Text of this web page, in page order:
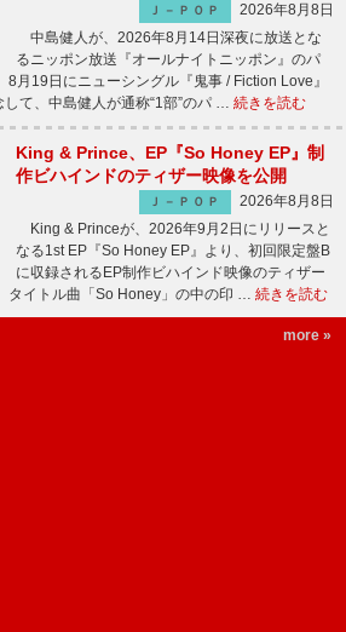
Ｊ－ＰＯＰ
2026年8月8日
中島健人が、2026年8月14日深夜に放送とな
るニッポン放送『オールナイトニッポン』のパ
19日にニューシングル『鬼事 / Fiction Love』
て、中島健人が通称“1部”のパ … 続きを読む
King & Prince、EP『So Honey EP』制
作ビハインドのティザー映像を公開
Ｊ－ＰＯＰ
2026年8月8日
King & Princeが、2026年9月2日にリリースと
なる1st EP『So Honey EP』より、初回限定盤B
に収録されるEP制作ビハインド映像のティザー
イトル曲「So Honey」の中の印 … 続きを読む
more »